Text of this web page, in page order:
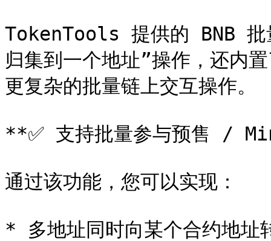
TokenTools 提供的 BNB 批
归集到一个地址”操作，还内
更复杂的批量链上交互操作。
**✅ 支持批量参与预售 /
通过该功能，您可以实现：
* 多地址同时向某个合约地址